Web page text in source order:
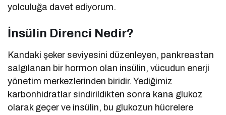
yolculuğa davet ediyorum.
İnsülin Direnci Nedir?
Kandaki şeker seviyesini düzenleyen, pankreastan
salgılanan bir hormon olan insülin, vücudun enerji
yönetim merkezlerinden biridir. Yediğimiz
karbonhidratlar sindirildikten sonra kana glukoz
olarak geçer ve insülin, bu glukozun hücrelere